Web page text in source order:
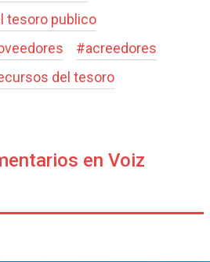
tesoro publico
#acreedores
del tesoro
en Voiz